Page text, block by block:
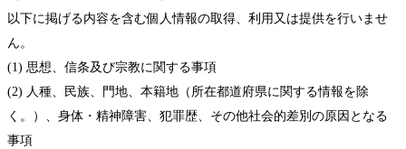
以下に掲げる内容を含む個人情報の取得、利用又は提供を行いませ
ん。
(1) 思想、信条及び宗教に関する事項
(2) 人種、民族、門地、本籍地（所在都道府県に関する情報を除
く。）、身体・精神障害、犯罪歴、その他社会的差別の原因となる
事項